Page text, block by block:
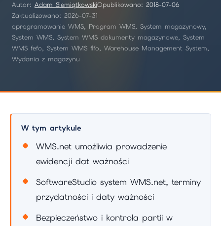
Autor: Adam SiemiątkowskiOpublikowano: 2018-07-06
Zaktualizowano: 2026-07-31
oprogramowanie WMS, Program WMS, System magazynowy,
System WMS, System WMS dokumenty magazynowe, System
WMS fefo, System WMS fifo, Warehouse Management System,
Wydania z magazynu
W tym artykule
WMS.net umożliwia prowadzenie
ewidencji dat ważności
SoftwareStudio system WMS.net, terminy
przydatności i daty ważności
Bezpieczeństwo i kontrola partii w